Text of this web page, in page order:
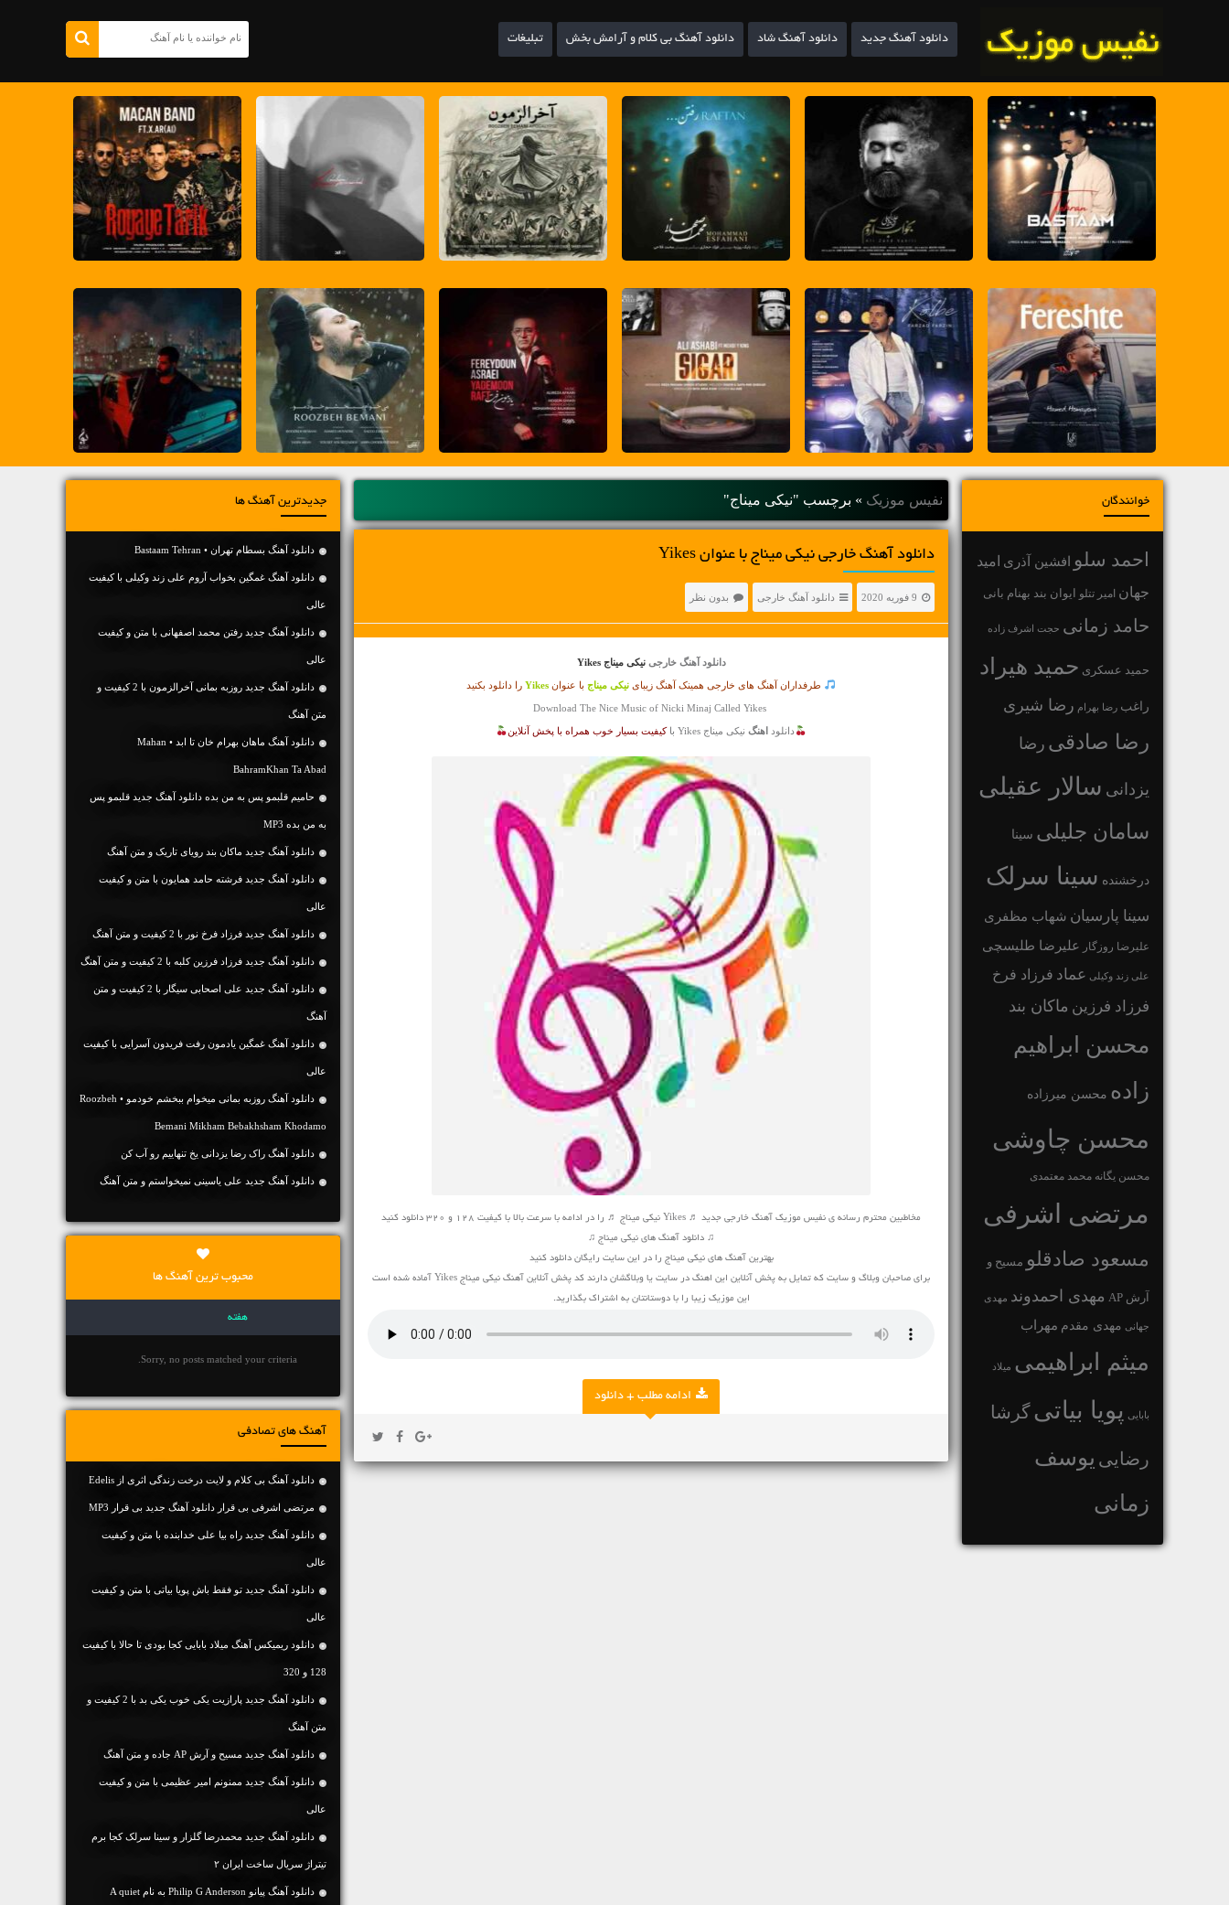
دانلود آهنگ جدید دانلود آهنگ شاد دانلود آهنگ بی کلام و آرامش بخش تبلیغات
خوانندگان
احمد سلو افشین آذری امید
جهان امیر تتلو ایوان بند بهنام بانی
حامد زمانی حجت اشرف زاده
حمید عسکری حمید هیراد
راغب رضا بهرام رضا شیری
رضا صادقی رضا
یزدانی سالار عقیلی
سامان جلیلی سینا
درخشنده سینا سرلک
سینا پارسیان شهاب مظفری
علیرضا روزگار علیرضا طلیسچی
علی زند وکیلی عماد فرزاد فرخ
فرزاد فرزین ماکان بند
محسن ابراهیم
زاده محسن میرزاده
محسن چاوشی
محسن یگانه محمد معتمدی
مرتضی اشرفی
مسعود صادقلو مسیح و
آرش AP مهدی احمدوند مهدی
جهانی مهدی مقدم مهراب
میثم ابراهیمی میلاد
بابایی پویا بیاتیگرشا
رضایی یوسف
زمانی
نفیس موزیک » برچسب "نیکی میناج"
دانلود آهنگ خارجی نیکی میناج با عنوان Yikes
9 فوریه 2020 دانلود آهنگ خارجی بدون نظر
دانلود آهنگ خارجی نیکی میناج Yikes
طرفداران آهنگ های خارجی همینک آهنگ زیبای نیکی میناجبا عنوان Yikesرا دانلود بکنید
دانلود اهنگ نیکی میناج Yikes با کیفیت بسیار خوب همراه با پخش آنلاین
مخاطبین محترم رسانه ی نفیس موزیک آهنگ خارجی جدید ♬ Yikes نیکی میناج ♬ را در ادامه با سرعت بالا با کیفیت 128 و 320 دانلود کنید
♫ دانلود آهنگ های نیکی میناج ♫
بهترین آهنگ های نیکی میناج را در این سایت رایگان دانلود کنید
برای صاحبان وبلاگ و سایت که تمایل به پخش آنلاین این اهنگ در سایت یا وبلاگشان دارند کد پخش آنلاین آهنگ نیکی میناج Yikes آماده شده است
این موزیک زیبا را با دوستانتان به اشتراک بگذارید.
ادامه مطلب + دانلود
جدیدترین آهنگ ها
دانلود آهنگ بسطام تهران • Bastaam Tehran
دانلود آهنگ غمگین بخواب آروم علی زند وکیلی با کیفیت
عالی
دانلود آهنگ جديد رفتن محمد اصفهانی با متن و کیفیت
عالی
دانلود آهنگ جديد روزبه بمانی آخرالزمون با 2 کیفیت و
متن آهنگ
دانلود آهنگ ماهان بهرام خان تا ابد • Mahan
BahramKhan Ta Abad
حامیم قلبمو پس به من بده دانلود آهنگ جدید قلبمو پس
به من بده MP3
دانلود آهنگ جديد ماکان بند رویای تاریک و متن آهنگ
دانلود آهنگ جديد فرشته حامد همایون با متن و کیفیت
عالی
دانلود آهنگ جديد فرزاد فرخ نور با 2 کیفیت و متن آهنگ
دانلود آهنگ جديد فرزاد فرزین کلبه با 2 کیفیت و متن آهنگ
دانلود آهنگ جديد علی اصحابی سیگار با 2 کیفیت و متن
آهنگ
دانلود آهنگ غمگین یادمون رفت فریدون آسرایی با کیفیت
عالی
دانلود آهنگ روزبه بمانی میخوام ببخشم خودمو • Roozbeh
Bemani Mikham Bebakhsham Khodamo
دانلود آهنگ راک رضا یزدانی یخ تنهاییم رو آب کن
دانلود آهنگ جديد علی یاسینی نمیخواستم و متن آهنگ
محبوب ترین آهنگ ها
هفته
Sorry, no posts matched your criteria.
آهنگ های تصادفی
دانلود آهنگ بی کلام و لایت درخت زندگی اثری از Edelis
مرتضی اشرفی بی قرار دانلود آهنگ جدید بی قرار MP3
دانلود آهنگ جديد راه بیا علی خدابنده با متن و کیفیت
عالی
دانلود آهنگ جديد تو فقط باش پویا بیاتی با متن و کیفیت
عالی
دانلود ریمیکس آهنگ میلاد بابایی کجا بودی تا حالا با کیفیت
128 و 320
دانلود آهنگ جديد پارازیت یکی خوب یکی بد با 2 کیفیت و
متن آهنگ
دانلود آهنگ جديد مسیح و آرش AP جاده و متن آهنگ
دانلود آهنگ جديد ممنونم امیر عظیمی با متن و کیفیت
عالی
دانلود آهنگ جدید محمدرضا گلزار و سینا سرلک کجا برم
تیتراژ سریال ساخت ایران ۲
دانلود آهنگ پیانو Philip G Anderson به نام A quiet